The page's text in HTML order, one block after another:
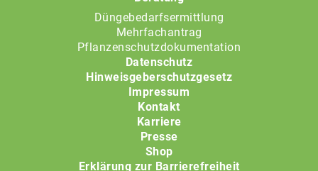
Düngebedarfsermittlung
Mehrfachantrag
Pflanzenschutzdokumentation
Datenschutz
Hinweisgeberschutzgesetz
Impressum
Kontakt
Karriere
Presse
Shop
Erklärung zur Barrierefreiheit